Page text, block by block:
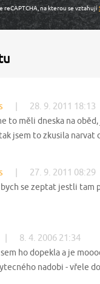
reCAPTCHA, na kterou se vztahují
28. 9. 2011 18:13
to měli dneska na
jsem to zkusila narvat
27. 9. 2011 08:29
se zeptat jestli tam
8. 4. 2006 21:34
ho dopekla a je
nadobi - vřele